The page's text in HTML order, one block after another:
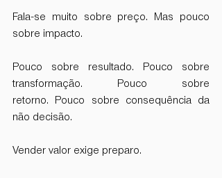
Fala-se muito sobre preço. Mas pouco
sobre impacto.
Pouco sobre resultado. Pouco sobre
transformação. Pouco sobre
retorno. Pouco sobre consequência da
não decisão.
Vender valor exige preparo.